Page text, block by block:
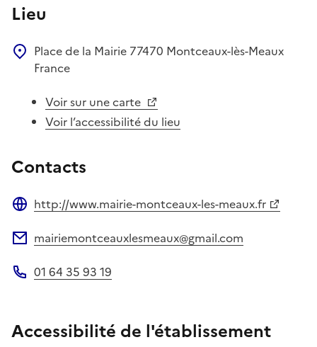
Lieu
Place de la Mairie 77470 Montceaux-lès-Meaux
France
Voir sur une carte
Voir l’accessibilité du lieu
Contacts
http://www.mairie-montceaux-les-meaux.fr
mairiemontceauxlesmeaux@gmail.com
01 64 35 93 19
Accessibilité de l'établissement